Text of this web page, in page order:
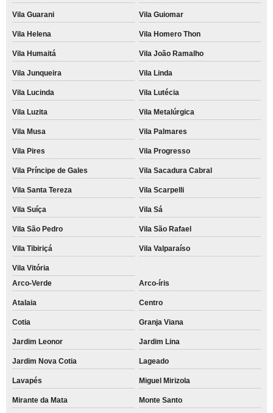
Vila Guarani Vila Guiomar
Vila Helena Vila Homero Thon
Vila Humaitá Vila João Ramalho
Vila Junqueira Vila Linda
Vila Lucinda Vila Lutécia
Vila Luzita Vila Metalúrgica
Vila Musa Vila Palmares
Vila Pires Vila Progresso
Vila Príncipe de Gales Vila Sacadura Cabral
Vila Santa Tereza Vila Scarpelli
Vila Suíça Vila Sá
Vila São Pedro Vila São Rafael
Vila Tibiriçá Vila Valparaíso
Vila Vitória
Arco-Verde
Arco-íris
Atalaia Centro
Cotia Granja Viana
Jardim Leonor Jardim Lina
Jardim Nova Cotia Lageado
Lavapés Miguel Mirizola
Mirante da Mata Monte Santo